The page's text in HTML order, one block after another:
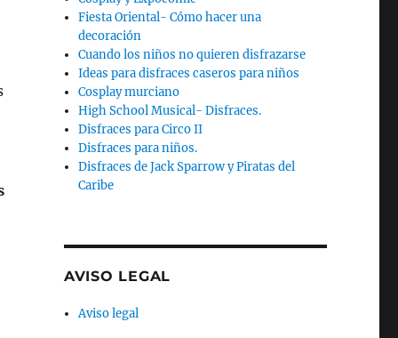
Fiesta Oriental- Cómo hacer una
decoración
Cuando los niños no quieren disfrazarse
Ideas para disfraces caseros para niños
Cosplay murciano
High School Musical- Disfraces.
Disfraces para Circo II
Disfraces para niños.
Disfraces de Jack Sparrow y Piratas del
Caribe
AVISO LEGAL
Aviso legal